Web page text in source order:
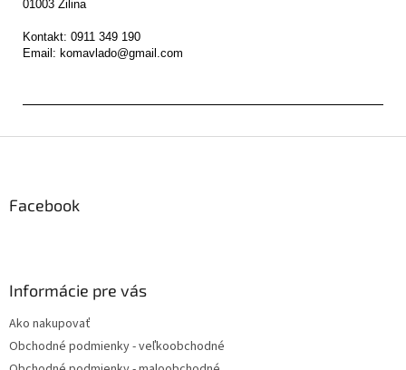
01003 Žilina
Kontakt: 0911 349 190
Facebook
Informácie pre vás
Ako nakupovať
Obchodné podmienky - veľkoobchodné